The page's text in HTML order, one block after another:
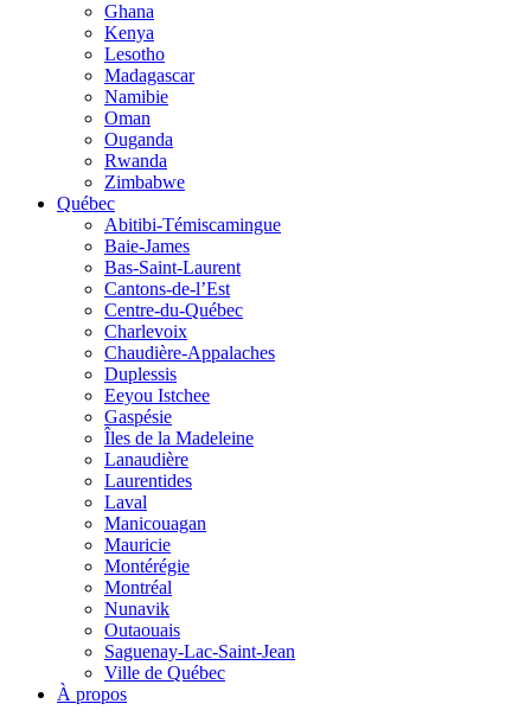
Ghana
Kenya
Lesotho
Madagascar
Namibie
Oman
Ouganda
Rwanda
Zimbabwe
Québec
Abitibi-Témiscamingue
Baie-James
Bas-Saint-Laurent
Cantons-de-l’Est
Centre-du-Québec
Charlevoix
Chaudière-Appalaches
Duplessis
Eeyou Istchee
Gaspésie
Îles de la Madeleine
Lanaudière
Laurentides
Laval
Manicouagan
Mauricie
Montérégie
Montréal
Nunavik
Outaouais
Saguenay-Lac-Saint-Jean
Ville de Québec
À propos